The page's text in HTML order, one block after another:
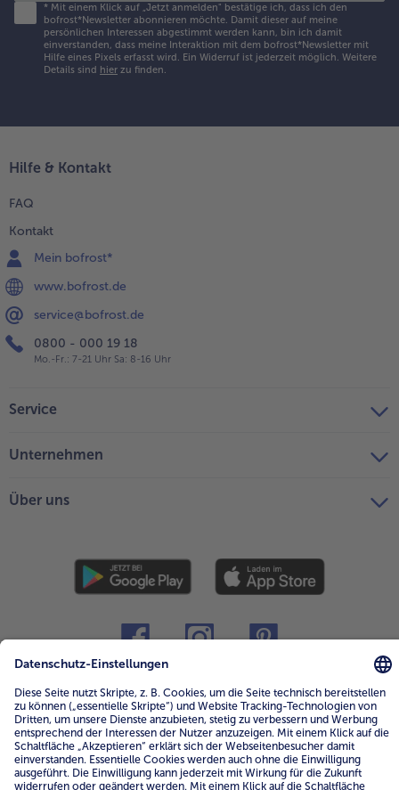
* Mit einem Klick auf „Jetzt anmelden" bestätige ich, dass ich den
bofrost*Newsletter abonnieren möchte. Damit dieser auf meine
persönlichen Interessen abgestimmt werden kann, bin ich damit
einverstanden, dass meine Interaktion mit dem bofrost*Newsletter mit
Hilfe eines Pixels erfasst wird. Ein Widerruf ist jederzeit möglich. Weitere
Details sind hier zu finden.
Hilfe & Kontakt
FAQ
Kontakt
Mein bofrost*
www.bofrost.de
service@bofrost.de
0800 - 000 19 18
Mo.-Fr.: 7-21 Uhr Sa: 8-16 Uhr
Service
Unternehmen
Über uns
4.6/5
82442 reviews